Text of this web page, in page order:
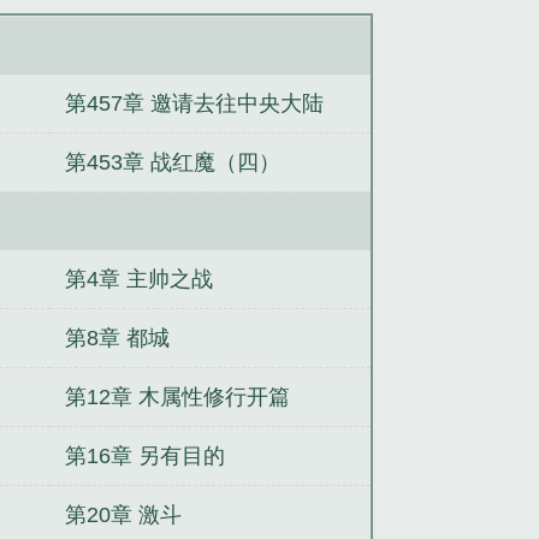
第457章 邀请去往中央大陆
第453章 战红魔（四）
第4章 主帅之战
第8章 都城
第12章 木属性修行开篇
第16章 另有目的
第20章 激斗